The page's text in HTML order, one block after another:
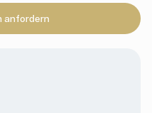
anfordern